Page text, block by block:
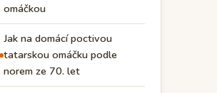
omáčkou
Jak na domácí poctivou
tatarskou omáčku podle
norem ze 70. let